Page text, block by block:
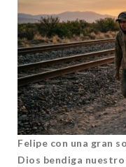
Felipe con una gran
Dios bendiga